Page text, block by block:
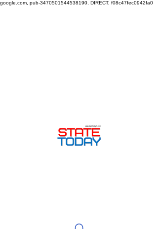
google.com, pub-3470501544538190, DIRECT, f08c47fec0942fa0